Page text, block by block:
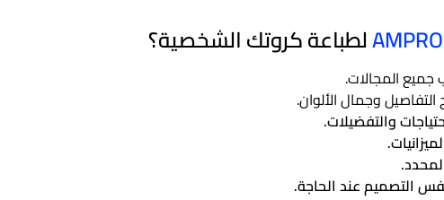
لطباعة كروتك الشخصية؟
جميع المجالات.
وجمال الألوان.
والتفضيلات.
التصميم عند الحاجة.